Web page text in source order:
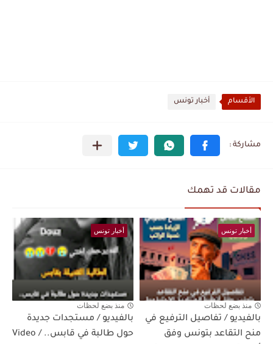
الأقسام أخبار تونس
مقالات قد تهمك
أخبار تونس
منذ بضع لحظات
بالفيديو / تفاصيل الترفيع في
منح التقاعد بتونس وفق
أخبار تونس
منذ بضع لحظات
بالفيديو / مستجدات جديدة
حول طالبة في قابس.. / Video